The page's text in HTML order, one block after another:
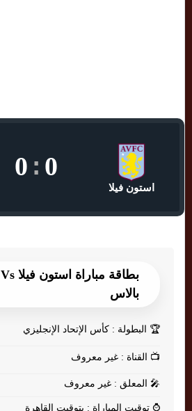
استون فيلا
0
:
0
بالاس
🏆 البطولة : كأس الإتحاد الإنجليزي
📺 القناة : غير معروف
🎤 المعلق : غير معروف
⌚ توقيت المباراة : بتوقيت القاهرة